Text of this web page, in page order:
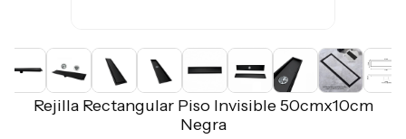
Rejilla Rectangular Piso Invisible 50cmx10cm
Negra